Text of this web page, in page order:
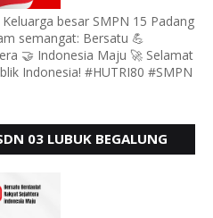
besar SMPN 15 Padang
semangat: Bersatu 💪
🤝 Indonesia Maju 🚀 Selamat
Indonesia! #HUTRI80 #SMPN
03 LUBUK BEGALUNG